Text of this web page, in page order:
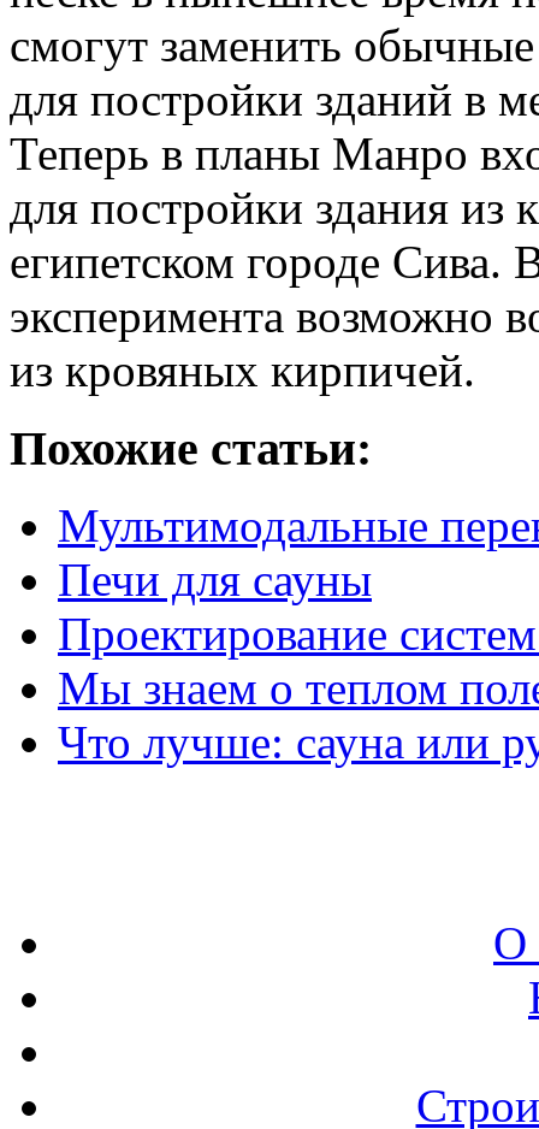
смогут заменить
для постройки зданий в
Теперь в планы Манро
для постройки здания из
египетском городе Сива.
эксперимента возможно
из кровяных кирпичей.
Похожие статьи:
Мультимодальные
Печи для сауны
Проектирование
Мы знаем о теплом
Что лучше: сауна или
О